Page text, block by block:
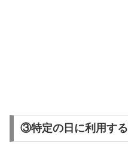
③特定の日に利用する